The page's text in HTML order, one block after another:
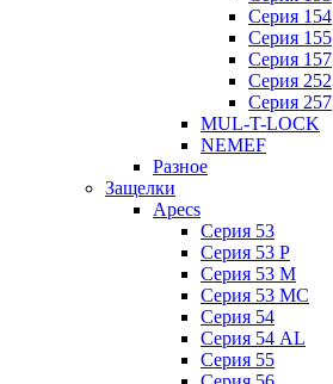
Серия 154
Серия 155
Серия 157
Серия 252
Серия 257
MUL-T-LOCK
NEMEF
Разное
Защелки
Apecs
Серия 53
Серия 53 P
Серия 53 М
Серия 53 МC
Серия 54
Серия 54 AL
Серия 55